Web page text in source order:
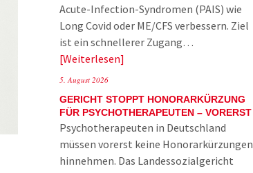
Acute-Infection-Syndromen (PAIS) wie
Long Covid oder ME/CFS verbessern. Ziel
ist ein schnellerer Zugang…
Weiterlesen
5. August 2026
GERICHT STOPPT HONORARKÜRZUNG
FÜR PSYCHOTHERAPEUTEN – VORERST
Psychotherapeuten in Deutschland
müssen vorerst keine Honorarkürzungen
hinnehmen. Das Landessozialgericht